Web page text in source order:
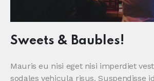
Sweets & Baubles!
Mauris eu nisi eget nisi imperdiet
sodales vehicula risus. Suspendisse